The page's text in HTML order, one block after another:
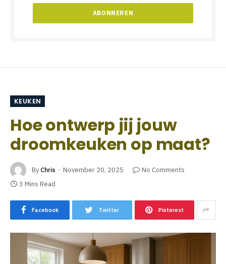
KEUKEN
Hoe ontwerp jij jouw
droomkeuken op maat?
By Chris November 20, 2025
No Comments
3 Mins Read
Facebook Twitter Pinterest